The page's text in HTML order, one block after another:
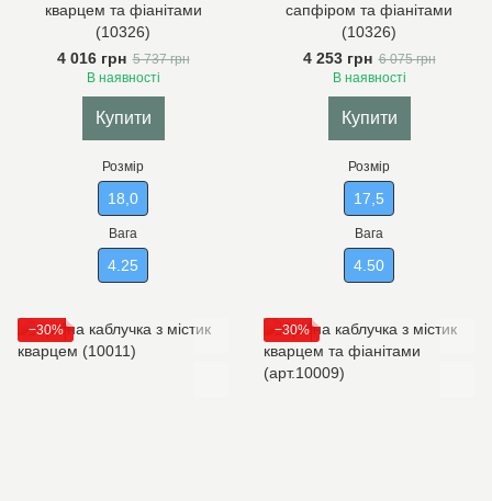
кварцем та фіанітами
(10326)
4 016 грн 5 737 грн
В наявності
Купити
Розмір
18,0
Вага
4.25
сапфіром та фіанітами
(10326)
4 253 грн 6 075 грн
В наявності
Купити
Розмір
17,5
Вага
4.50
−30% −30%